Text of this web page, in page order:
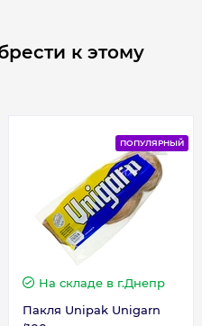
0800501690
1 раз в год
к этому
ПОПУЛЯРНЫЙ
На складе в г.Днепр
Пакля Unipak Unigarn